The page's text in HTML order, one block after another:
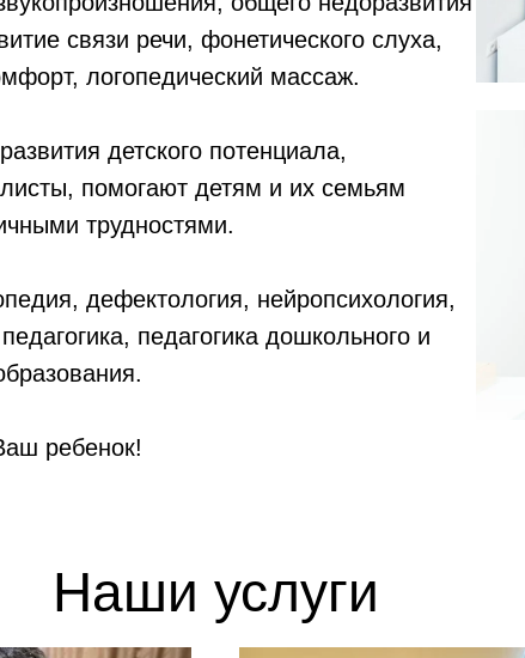
связи речи, фонетического слуха,
логопедический массаж.
детского потенциала,
помогают детям и их семьям
трудностями.
дефектология, нейропсихология,
педагогика дошкольного и
ребенок!
Наши услуги